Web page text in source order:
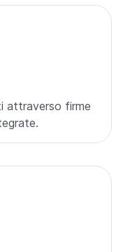
attraverso firme